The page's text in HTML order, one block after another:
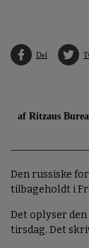
Del
af Ritzaus
Den russiske
tilbageholdt i
Det oplyser
tirsdag. Det